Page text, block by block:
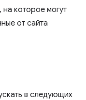
на которое могут
от сайта
в следующих